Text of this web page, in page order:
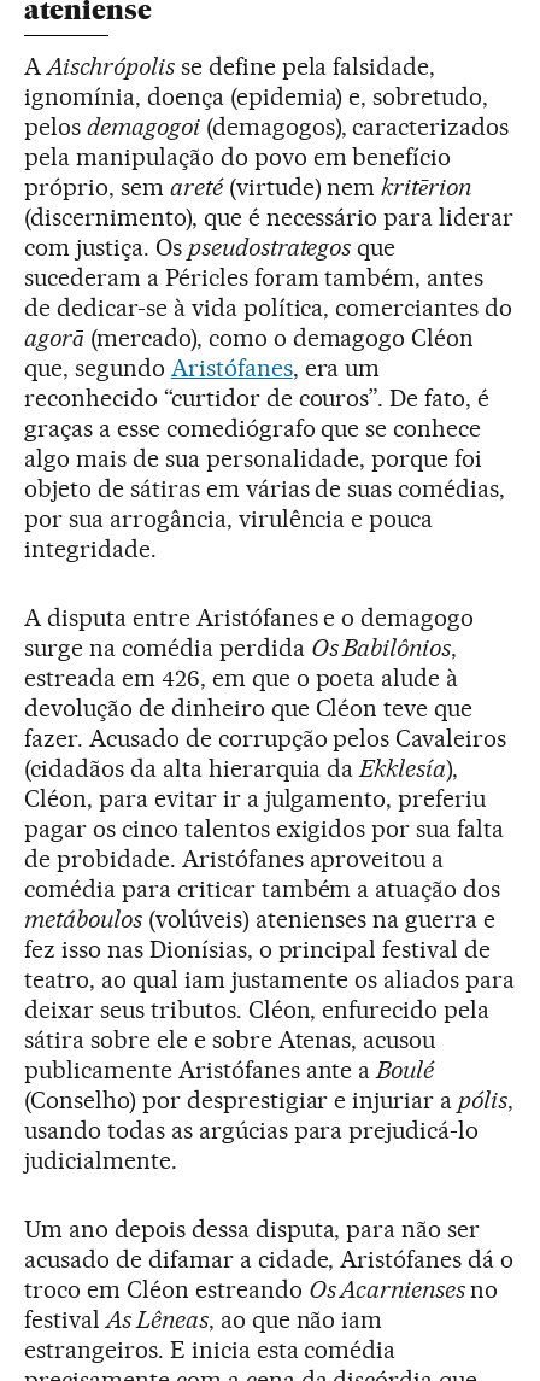
ateniense
AAischrópolisse define pela falsidade,
ignomínia, doença (epidemia) e, sobretudo,
pelos demagogoi(demagogos), caracterizados
pela manipulação do povo em benefício
próprio, sem areté(virtude) nemkritērion
(discernimento), que é necessário para liderar
com justiça. Os pseudostrategos que
sucederam a Péricles foram também, antes
de dedicar-se à vida política, comerciantes do
agorā (mercado), como o demagogo Cléon
que, segundo Aristófanes, era um
reconhecido “curtidor de couros”. De fato, é
graças a esse comediógrafo que se conhece
algo mais de sua personalidade, porque foi
objeto de sátiras em várias de suas comédias,
por sua arrogância, virulência e pouca
integridade.
A disputa entre Aristófanes e o demagogo
surge na comédia perdida Os Babilônios,
estreada em 426, em que o poeta alude à
devolução de dinheiro que Cléon teve que
fazer. Acusado de corrupção pelos Cavaleiros
(cidadãos da alta hierarquia daEkklesía),
Cléon, para evitar ir a julgamento, preferiu
pagar os cinco talentos exigidos por sua falta
de probidade. Aristófanes aproveitou a
comédia para criticar também a atuação dos
metáboulos(volúveis) atenienses na guerra e
fez isso nas Dionísias, o principal festival de
teatro, ao qual iam justamente os aliados para
deixar seus tributos. Cléon, enfurecido pela
sátira sobre ele e sobre Atenas, acusou
publicamente Aristófanes ante aBoulé
(Conselho) por desprestigiar e injuriar apólis,
usando todas as argúcias para prejudicá-lo
judicialmente.
Um ano depois dessa disputa, para não ser
acusado de difamar a cidade, Aristófanes dá o
troco em Cléon estreando Os Acarniensesno
festivalAs Lêneas, ao que não iam
estrangeiros. E inicia esta comédia